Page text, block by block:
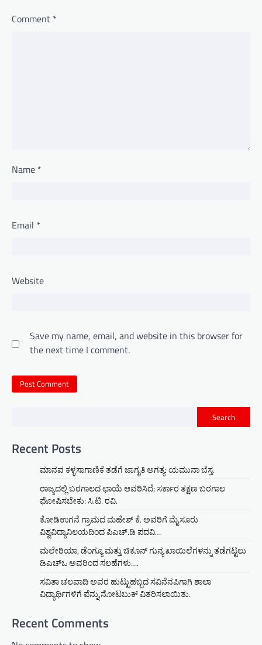
Comment *
Name *
Email *
Website
Save my name, email, and website in this browser for
the next time I comment.
Search
Recent Posts
ಮಾನವ ಕಳ್ಳಸಾಗಾಣಿಕೆ ತಡೆಗೆ ಜಾಗೃತಿ ಅಗತ್ಯ: ಯಮುನಾ ಬೆಸ್ತ.
ರಾಜ್ಯದಲ್ಲಿ ಬರಗಾಲದ ಛಾಯೆ ಆವರಿಸಿದೆ; ಸರ್ಕಾರ ತಕ್ಷಣ ಬರಗಾಲ
ಘೋಷಿಸಬೇಕು: ಸಿ.ಟಿ. ರವಿ.
ಕೋಡಿಉಗನೆ ಗ್ರಾಮದ ಮಹೇಶ್ ಕೆ. ಅವರಿಗೆ ಮೈಸೂರು
ವಿಶ್ವವಿದ್ಯಾನಿಲಯದಿಂದ ಪಿಎಚ್.ಡಿ ಪದವಿ…
ಮಲೇರಿಯಾ, ಡೆಂಗ್ಯೂ ಮತ್ತು ಚಿಕೂನ್ ಗುನ್ಯ ಖಾಯಿಲೆಗಳನ್ನು ತಡೆಗಟ್ಟಲು
ಡಿಎಚ್‌ಒ ಅವರಿಂದ ಸಲಹೆಗಳು….
ಸವಿತಾ ಚಲವಾದಿ ಅವರ ಹುಟ್ಟುಹಬ್ಬದ ಸವಿನೆನಪಿಗಾಗಿ ಶಾಲಾ
ವಿದ್ಯಾರ್ಥಿಗಳಿಗೆ ಪೆನ್ನು,ನೋಟಬುಕ್ ವಿತರಿಸಲಾಯಿತು.
Recent Comments